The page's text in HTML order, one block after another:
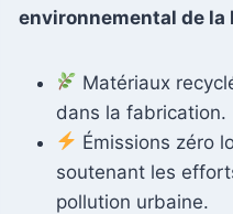
environnemental de la
Matériaux
dans la fabrication.
Émissions zéro
soutenant les
pollution urbaine.